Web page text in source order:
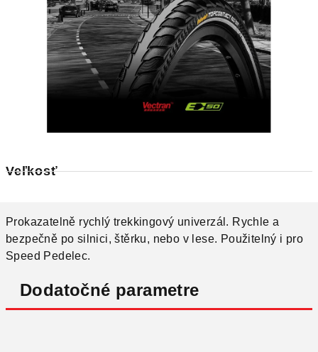
Veľkosť
Prokazatelně rychlý trekkingový univerzál. Rychle a
bezpečně po silnici, štěrku, nebo v lese. Použitelný i pro
Speed Pedelec.
Dodatočné parametre